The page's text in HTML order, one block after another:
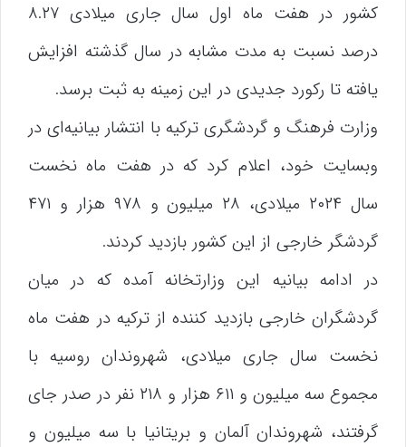
کشور در هفت ماه اول سال جاری میلادی ۸.۲۷
درصد نسبت به مدت مشابه در سال گذشته افزایش
یافته تا رکورد جدیدی در این زمینه به ثبت برسد.
وزارت فرهنگ و گردشگری ترکیه با انتشار بیانیه‌ای در
وبسایت خود، اعلام کرد که در هفت ماه نخست
سال ۲۰۲۴ میلادی، ۲۸ میلیون و ۹۷۸ هزار و ۴۷۱
گردشگر خارجی از این کشور بازدید کردند.
در ادامه بیانیه این وزارتخانه آمده که در میان
گردشگران خارجی بازدید کننده از ترکیه در هفت ماه
نخست سال جاری میلادی، شهروندان روسیه با
مجموع سه میلیون و ۶۱۱ هزار و ۲۱۸ نفر در صدر جای
گرفتند، شهروندان آلمان و بریتانیا با سه میلیون و